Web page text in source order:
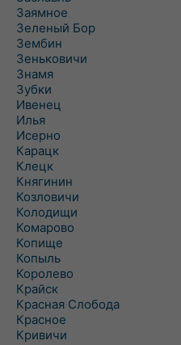
Заямное
Зеленый Бор
Зембин
Зеньковичи
Знамя
Зубки
Ивенец
Илья
Исерно
Карацк
Клецк
Княгинин
Козловичи
Колодищи
Комарово
Копище
Копыль
Королево
Крайск
Красная Слобода
Красное
Кривичи